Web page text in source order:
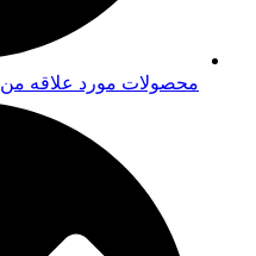
محصولات مورد علاقه من